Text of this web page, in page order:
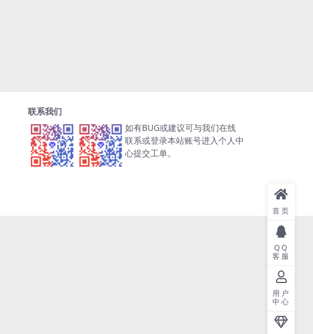
联系我们
如有BUG或建议可与我们在线
联系或登录本站账号进入个人中
心提交工单。
首页
QQ
客服
用户
中心